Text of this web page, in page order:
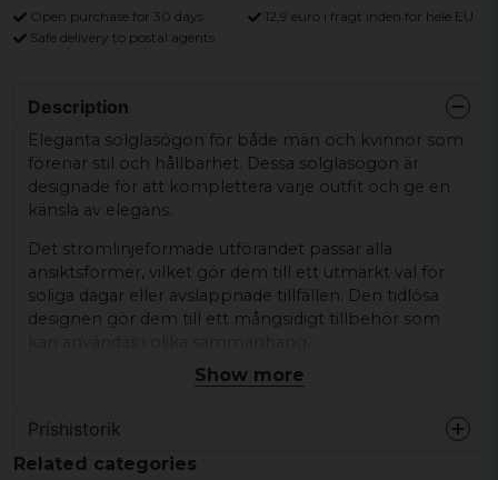
Open purchase for 30 days
12,9 euro i fragt inden for hele EU
Safe delivery to postal agents
Description
Eleganta solglasögon för både män och kvinnor som
förenar stil och hållbarhet. Dessa solglasögon är
designade för att komplettera varje outfit och ge en
känsla av elegans.
Det strömlinjeformade utförandet passar alla
ansiktsformer, vilket gör dem till ett utmärkt val för
soliga dagar eller avslappnade tillfällen. Den tidlösa
designen gör dem till ett mångsidigt tillbehör som
Med en robust konstruktion erbjuder solglasögonen
för den som söker en kombination av funktionalitet
Show more
Prishistorik
Related categories